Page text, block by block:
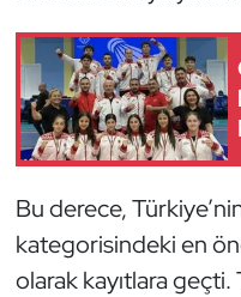
Bu derece,
kategorisindeki en
olarak kayıtlara
İşitme Engelli
Judo ve Kuraş
Kano ve Rafting
Karate
Kayak